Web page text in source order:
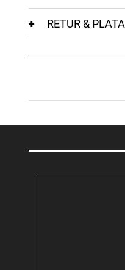
RETUR & PLATA